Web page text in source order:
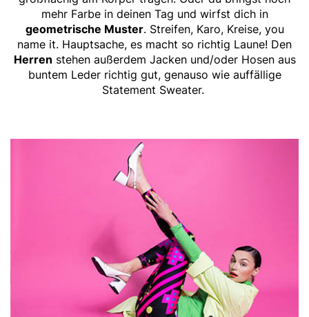
mehr Farbe in deinen Tag und wirfst dich in
geometrische Muster. Streifen, Karo, Kreise, you
name it. Hauptsache, es macht so richtig Laune! Den
Herren stehen außerdem Jacken und/oder Hosen aus
buntem Leder richtig gut, genauso wie auffällige
Statement Sweater.